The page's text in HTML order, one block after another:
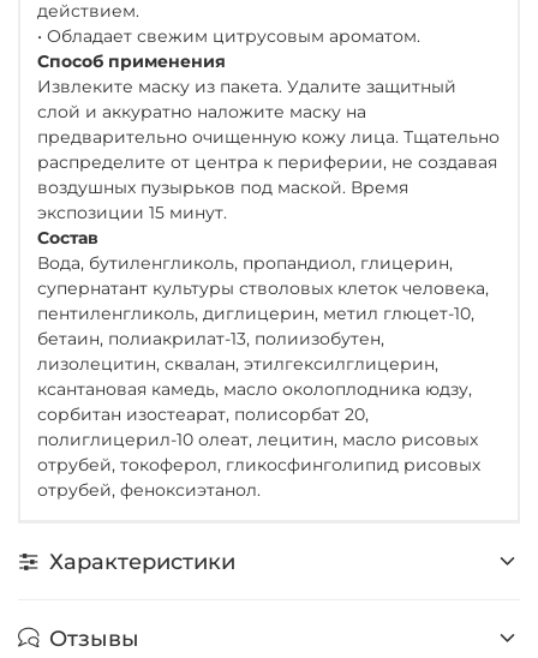
действием.
• Обладает свежим цитрусовым ароматом.
Способ применения
Извлеките маску из пакета. Удалите защитный
слой и аккуратно наложите маску на
предварительно очищенную кожу лица. Тщательно
распределите от центра к периферии, не создавая
воздушных пузырьков под маской. Время
экспозиции 15 минут.
Состав
Вода, бутиленгликоль, пропандиол, глицерин,
супернатант культуры стволовых клеток человека,
пентиленгликоль, диглицерин, метил глюцет-10,
бетаин, полиакрилат-13, полиизобутен,
лизолецитин, сквалан, этилгексилглицерин,
ксантановая камедь, масло околоплодника юдзу,
сорбитан изостеарат, полисорбат 20,
полиглицерил-10 олеат, лецитин, масло рисовых
отрубей, токоферол, гликосфинголипид рисовых
отрубей, феноксиэтанол.
Характеристики
Отзывы